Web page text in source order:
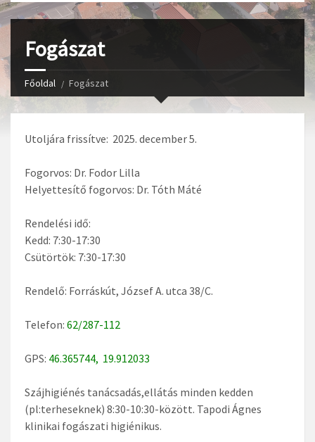
Fogászat
Főoldal Fogászat
Utoljára frissítve: 2025. december 5.
Fogorvos: Dr. Fodor Lilla
Helyettesítő fogorvos: Dr. Tóth Máté
Rendelési idő:
Kedd: 7:30-17:30
Csütörtök: 7:30-17:30
Rendelő: Forráskút, József A. utca 38/C.
Telefon: 62/287-112
GPS: 46.365744, 19.912033
Szájhigiénés tanácsadás,ellátás minden kedden
(pl:terheseknek) 8:30-10:30-között. Tapodi Ágnes
klinikai fogászati higiénikus.